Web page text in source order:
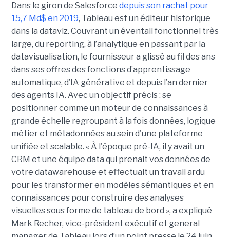
Dans le giron de Salesforce depuis son rachat pour
15,7 Md$ en 2019, Tableau est un éditeur historique
dans la dataviz. Couvrant un éventail fonctionnel très
large, du reporting, à l’analytique en passant par la
datavisualisation, le fournisseur a glissé au fil des ans
dans ses offres des fonctions d’apprentissage
automatique, d’IA générative et depuis l’an dernier
des agents IA. Avec un objectif précis : se
positionner comme un moteur de connaissances à
grande échelle regroupant à la fois données, logique
métier et métadonnées au sein d'une plateforme
unifiée et scalable. « À l'époque pré-IA, il y avait un
CRM et une équipe data qui prenait vos données de
votre datawarehouse et effectuait un travail ardu
pour les transformer en modèles sémantiques et en
connaissances pour construire des analyses
visuelles sous forme de tableau de bord », a expliqué
Mark Recher, vice-président exécutif et general